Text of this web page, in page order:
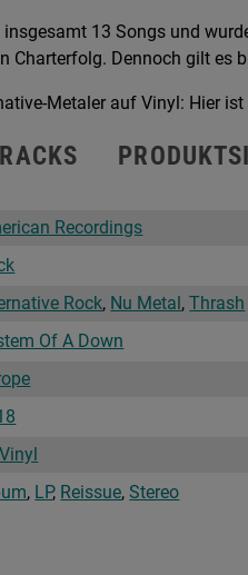
13 Songs und
Charterfolg. Dennoch gilt es
Metaler auf Vinyl: Hier
Recordings
Rock, Nu Metal ,Thrash
Of A Down
, LP, Reissue,Stereo